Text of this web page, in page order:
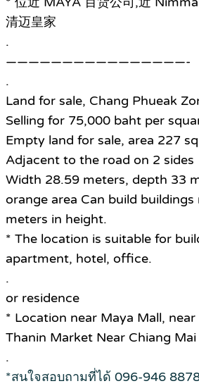
清迈皇家
.
————————————————-
.
Land for sale, Chang Phueak
Selling for 75,000 baht per
Empty land for sale, area 227
Adjacent to the road on 2 sides
Width 28.59 meters, depth 33
orange area Can build
meters in height.
* The location is suitable for
apartment, hotel, office.
.
or residence
* Location near Maya Mall,
Thanin Market Near Chiang
.
*สนใจสอบถามที่ได้ 096-946